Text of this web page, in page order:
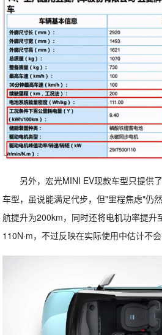
另外，宏光MINI EV现款车型只提供
车型，虽说能满足代步，但"里程焦虑"仍
航提升为200km，同时还将电机功率提升
110N·m，不过反映在实际使用中估计不会